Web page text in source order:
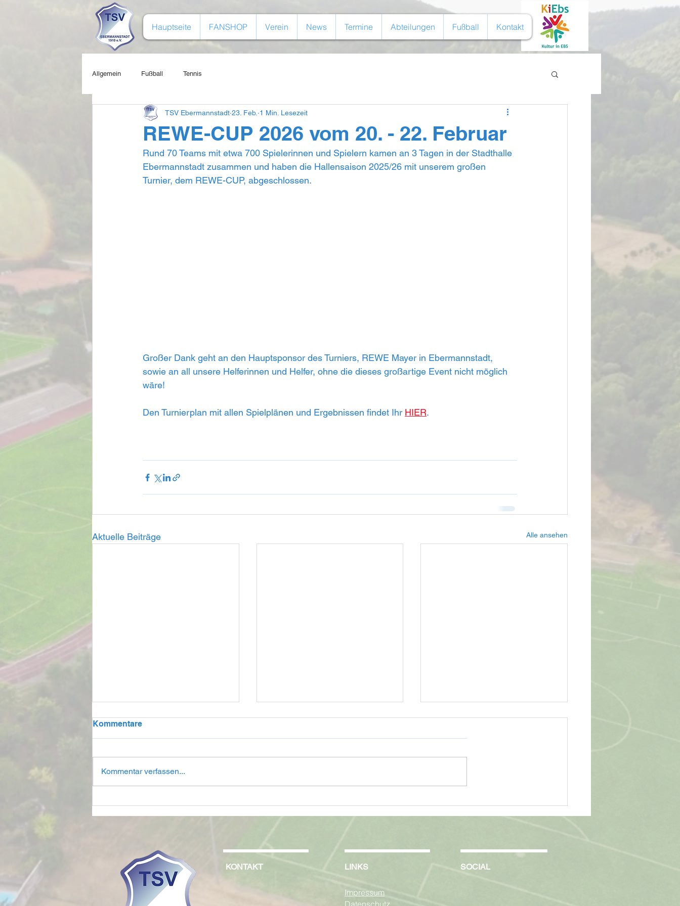
Hauptseite FANSHOP Verein News Termine Abteilungen Fußball Kontakt
Allgemein Fußball Tennis
REWE-CUP 2026 vom 20. - 22. Februar
TSV Ebermannstadt 23. Feb. 1 Min. Lesezeit
Rund 70 Teams mit etwa 700 Spielerinnen und Spielern kamen an 3 Tagen in der Stadthalle
Ebermannstadt zusammen und haben die Hallensaison 2025/26 mit unserem großen
Turnier, dem REWE-CUP, abgeschlossen.
Großer Dank geht an den Hauptsponsor des Turniers, REWE Mayer in Ebermannstadt,
sowie an all unsere Helferinnen und Helfer, ohne die dieses großartige Event nicht möglich
wäre!
Den Turnierplan mit allen Spielplänen und Ergebnissen findet Ihr HIER.
Aktuelle Beiträge Alle ansehen
Kommentare
Kommentar verfassen...
KONTAKT LINKS SOCIAL
Impressum
Datenschutz